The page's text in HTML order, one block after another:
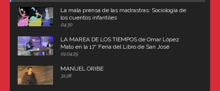
La mala prensa de las madrastras: Sociología de
los cuentos infantiles
04:30
LA MAREA DE LOS TIEMPOS de Omar López
Mato en la 17° Feria del Libro de San José
(Uruguay)
01:04:25
MANUEL ORIBE
31:28